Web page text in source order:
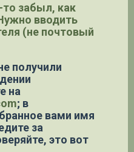
забыл, как
вводить
(не почтовый
получили
на
; в
вами имя
за
это вот